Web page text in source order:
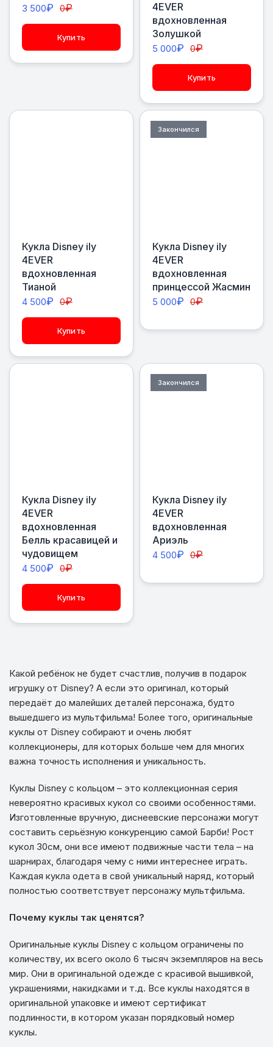
3 500₽ 0₽
Купить
4EVER
вдохновленная
Золушкой
5 000₽ 0₽
Купить
Кукла Disney ily
4EVER
вдохновленная
Тианой
4 500₽ 0₽
Купить
Закончился
Кукла Disney ily
4EVER
вдохновленная
принцессой Жасмин
5 000₽ 0₽
Кукла Disney ily
4EVER
вдохновленная
Белль красавицей и
чудовищем
4 500₽ 0₽
Купить
Закончился
Кукла Disney ily
4EVER
вдохновленная
Ариэль
4 500₽ 0₽
Какой ребёнок не будет счастлив, получив в подарок
игрушку от Disney? А если это оригинал, который
передаёт до малейших деталей персонажа, будто
вышедшего из мультфильма! Более того, оригинальные
куклы от Disney собирают и очень любят
коллекционеры, для которых больше чем для многих
важна точность исполнения и уникальность.
Куклы Disney с кольцом – это коллекционная серия
невероятно красивых кукол со своими особенностями.
Изготовленные вручную, диснеевские персонажи могут
составить серьёзную конкуренцию самой Барби! Рост
кукол 30см, они все имеют подвижные части тела – на
шарнирах, благодаря чему с ними интереснее играть.
Каждая кукла одета в свой уникальный наряд, который
полностью соответствует персонажу мультфильма.
Почему куклы так ценятся?
Оригинальные куклы Disney с кольцом ограничены по
количеству, их всего около 6 тысяч экземпляров на весь
мир. Они в оригинальной одежде с красивой вышивкой,
украшениями, накидками и т.д. Все куклы находятся в
оригинальной упаковке и имеют сертификат
подлинности, в котором указан порядковый номер
куклы.